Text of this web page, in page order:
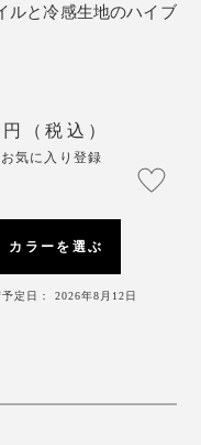
なる要素のひとつ。
ポーティーすぎず持
鮮やかな色まで６色
、用途によって使い
ことで、熱伝導性を
です。
不快感が少ないと感
ルと冷感生地のハイブ
円（税込）
気に入り登録
カラーを選ぶ
定日： 2026年8月12日